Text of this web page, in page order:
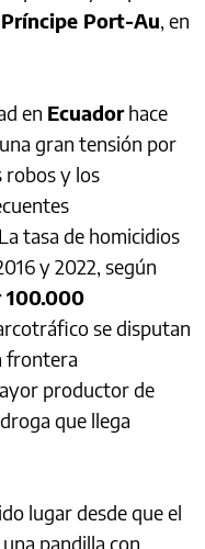
Príncipe Port-Au, en
en Ecuadorhace
gran tensión por
robos y los
tasa de homicidios
y 2022, según
100.000
se disputan
frontera
productor de
que llega
lugar desde que el
una pandilla con